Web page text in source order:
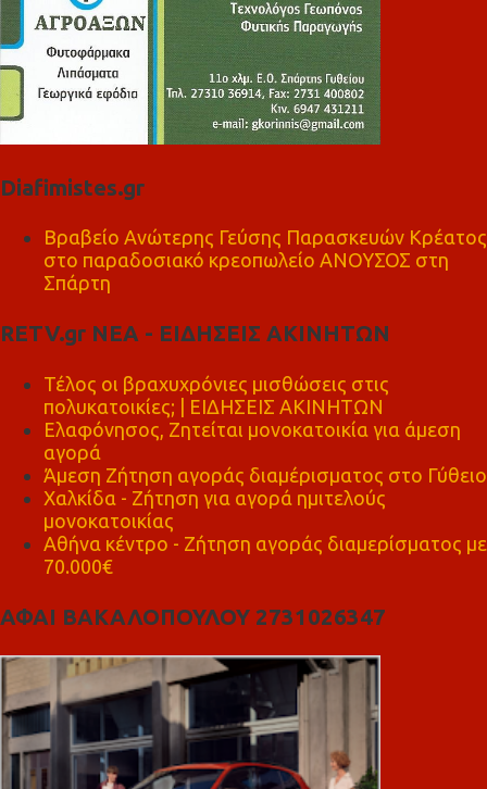
Diafimistes.gr
Βραβείο Ανώτερης Γεύσης Παρασκευών Κρέατος
στο παραδοσιακό κρεοπωλείο ΑΝΟΥΣΟΣ στη
Σπάρτη
RETV.gr ΝΕΑ - ΕΙΔΗΣΕΙΣ ΑΚΙΝΗΤΩΝ
Τέλος οι βραχυχρόνιες μισθώσεις στις
πολυκατοικίες; | ΕΙΔΗΣΕΙΣ ΑΚΙΝΗΤΩΝ
Ελαφόνησος, Ζητείται μονοκατοικία για άμεση
αγορά
Άμεση Ζήτηση αγοράς διαμέρισματος στο Γύθειο
Χαλκίδα - Ζήτηση για αγορά ημιτελούς
μονοκατοικίας
Αθήνα κέντρο - Ζήτηση αγοράς διαμερίσματος με
70.000€
ΑΦΑΙ ΒΑΚΑΛΟΠΟΥΛΟΥ 2731026347